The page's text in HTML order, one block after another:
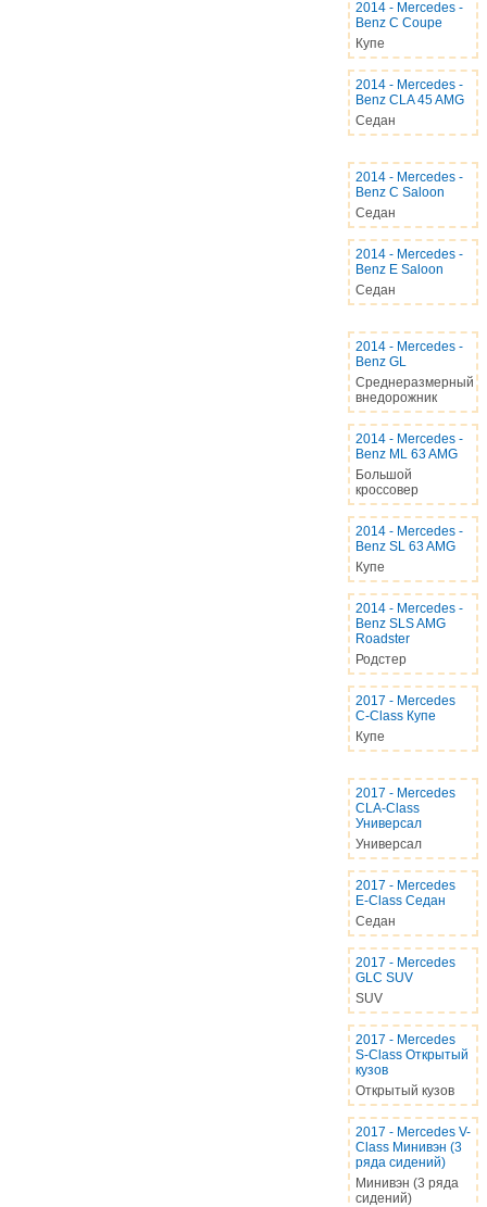
2014- Mercedes -
Benz C Coupe
Купе
2014- Mercedes -
Benz CLA 45 AMG
Седан
2014- Mercedes -
Benz C Saloon
Седан
2014- Mercedes -
Benz E Saloon
Седан
2014- Mercedes -
Benz GL
Среднеразмерный
внедорожник
2014- Mercedes -
Benz ML 63 AMG
Большой
кроссовер
2014- Mercedes -
Benz SL 63 AMG
Купе
2014- Mercedes -
Benz SLS AMG
Roadster
Родстер
2017 - Mercedes
C-Class Купе
Купе
2017 - Mercedes
CLA-Class
Универсал
Универсал
2017 - Mercedes
E-Class Седан
Седан
2017 - Mercedes
GLC SUV
SUV
2017 - Mercedes
S-Class Открытый
кузов
Открытый кузов
2017 - Mercedes V-
Class Минивэн (3
ряда сидений)
Минивэн (3 ряда
сидений)